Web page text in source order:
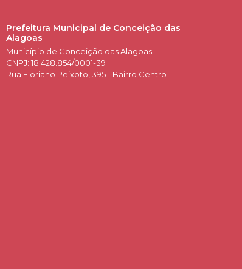
Prefeitura Municipal de Conceição das
Alagoas
Município de Conceição das Alagoas
CNPJ: 18.428.854/0001-39
Rua Floriano Peixoto, 395 - Bairro Centro